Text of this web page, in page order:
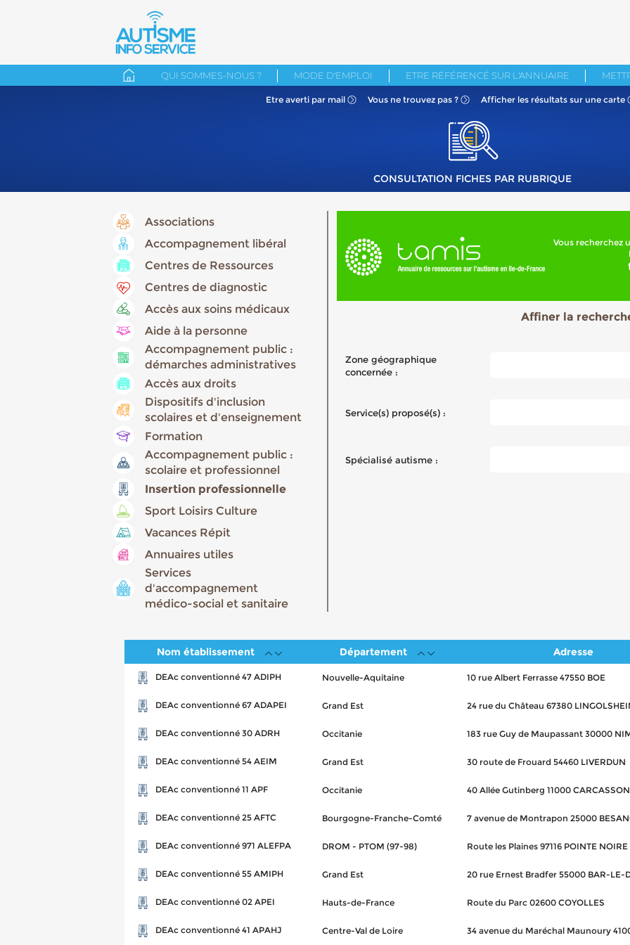
QUI SOMMES-NOUS ? MODE D'EMPLOI ETRE RÉFÉRENCÉ SUR L'ANNUAIRE
Etre averti par mail Vous ne trouvez pas ? Afficher les résultats sur une carte
CONSULTATION FICHES PAR RUBRIQUE
Associations
Accompagnement libéral
Centres de Ressources
Centres de diagnostic
Accès aux soins médicaux
Aide à la personne
Accompagnement public :
démarches administratives
Accès aux droits
Dispositifs d'inclusion
scolaires et d'enseignement
Formation
Accompagnement public :
scolaire et professionnel
Insertion professionnelle
Sport Loisirs Culture
Vacances Répit
Annuaires utiles
Services
d'accompagnement
médico-social et sanitaire
Vous recherchez
Affiner la
Zone géographique
concernée :
Service(s) proposé(s) :
Spécialisé autisme :
Nom établissement Département Adresse
DEAc conventionné 47 ADIPH Nouvelle-Aquitaine 10 rue Albert Ferrasse 47550 BOE
DEAc conventionné 67 ADAPEI Grand Est 24 rue du Château 67380
DEAc conventionné 30 ADRH Occitanie 183 rue Guy de Maupassant 30000
DEAc conventionné 54 AEIM Grand Est 30 route de Frouard 54460 LIVERDUN
DEAc conventionné 11 APF Occitanie 40 Allée Gutinberg 11000
DEAc conventionné 25 AFTC Bourgogne-Franche-Comté 7 avenue de Montrapon 25000
DEAc conventionné 971 ALEFPA DROM - PTOM (97-98) Route les Plaines 97116 POINTE NOIRE
DEAc conventionné 55 AMIPH Grand Est 20 rue Ernest Bradfer 55000 BAR-LE-
DEAc conventionné 02 APEI Hauts-de-France Route du Parc 02600 COYOLLES
DEAc conventionné 41 APAHJ Centre-Val de Loire 34 avenue du Maréchal Maunoury